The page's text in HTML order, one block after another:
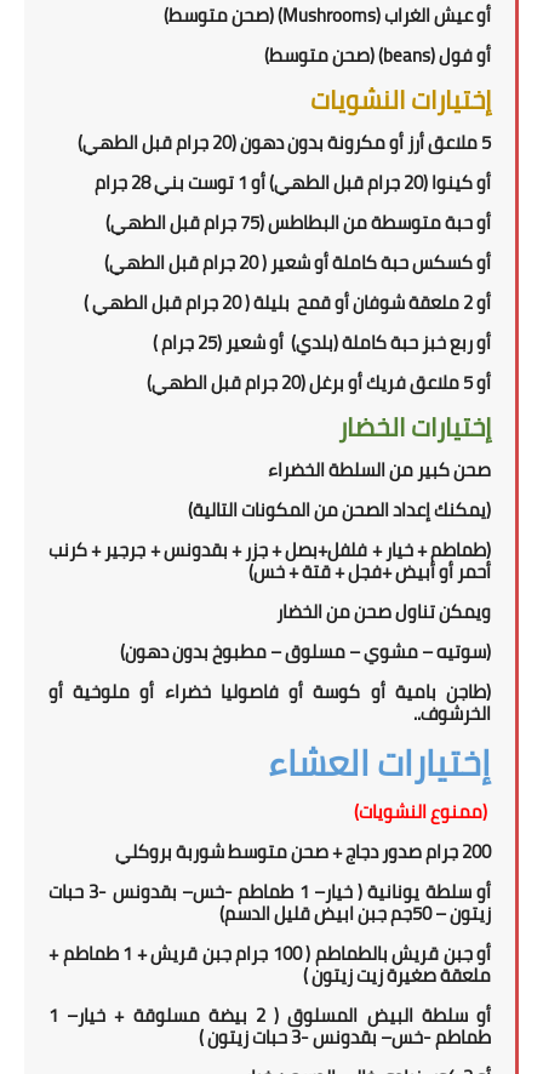
أوعيش الغراب (Mushrooms
)(صحن متوسط)
أو فول (beans) (صحن متوسط)
إختيارات النشويات
5ملاعق أرز أو مكرونة بدون دهون (20جرام قبل الطهي)
أو كينوا (20جرام قبل الطهي) أو1توست بني28 جرام
أو حبة متوسطة من البطاطس (75جرام قبل الطهي)
أو كسكس حبة كاملة أو شعير (20جرام قبل الطهي)
أو 2 ملعقة شوفان أو قمح
بليلة (20جرام قبل الطهي )
أوربعخبز حبة كاملة(بلدي) أو شعير(
25جرام)
أو5 ملاعق فريك أو برغل ( 20جرام قبل الطهي)
إختيارات الخضار
صحن كبير من السلطة الخضراء
(يمكنك إعداد الصحن من المكونات التالية)
(طماطم + خيار + فلفل+بصل + جزر + بقدونس + جرجير + كرنب
أحمر أو أبيض +فجل + قتة + خس)
ويمكن تناولصحنمن الخضار
(سوتيه – مشوي – مسلوق – مطبوخ بدون دهون)
(طاجن بامية أو كوسة أو فاصوليا خضراء أو ملوخية أو
الخرشوف..
إختيارات العشاء
(ممنوع النشويات)
200 جرام صدور دجاج + صحن متوسط شوربة بروكلي
أو سلطة يونانية(خيار– 1 طماطم -خس– بقدونس -3حبات
زيتون – 50جم جبن ابيض قليل الدسم)
أو جبن قريش بالطماطم (100 جرام جبن قريش + 1 طماطم +
ملعقة صغيرة زيت زيتون )
أو سلطة البيض المسلوق ( 2 بيضة مسلوقة + خيار
–
1
طماطم-خس– بقدونس -3حبات زيتون)